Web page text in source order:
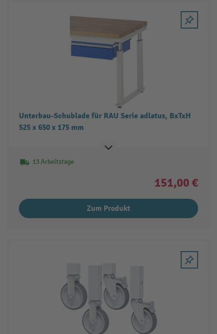
Unterbau-Schublade für RAU Serie adlatus, BxTxH
525 x 650 x 175 mm
13 Arbeitstage
151,00 €
Zum Produkt